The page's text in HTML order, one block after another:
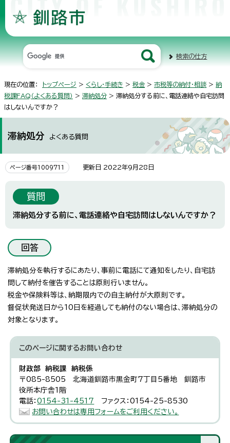
検索の仕方
現在の位置： トップページ > くらし・手続き > 税金> 市税等の納付・相談 > 納
税課FAQ（よくある質問） > 滞納処分 > 滞納処分する前に、電話連絡や自宅訪問
はしないんですか？
滞納処分 よくある質問
ページ番号1009711 更新日 2022年9月28日
質問
滞納処分する前に、電話連絡や自宅訪問はしないんですか？
回答
滞納処分を執行するにあたり、事前に電話にて通知をしたり、自宅訪
問して納付を催告することは原則行いません。
税金や保険料等は、納期限内での自主納付が大原則です。
督促状発送日から10日を経過しても納付のない場合は、滞納処分の
対象となります。
このページに関するお問い合わせ
財政部 納税課 納税係
〒085-8505 北海道釧路市黒金町7丁目5番地 釧路市
役所本庁舎1階
電話：0154-31-4517
ファクス：0154-25-8530
お問い合わせは専用フォームをご利用ください。